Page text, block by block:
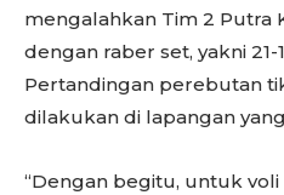
mengalahkan Tim 2 Putra
dengan raber set, yakni 21-
Pertandingan perebutan
dilakukan di lapangan
“Dengan begitu, untuk